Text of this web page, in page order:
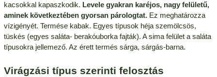
kacsokkal kapaszkodik. Levele gyakran karéjos, nagy felületű,
aminek következtében gyorsan párologtat.Ez meghatározza
vízigényét. Termése kabak. Egyes típusok héja szemölcsös,
tüskés (egyes saláta- berakóuborka fajták). A sima felület a saláta
típusokra jellemező. Az érett termés sárga, sárgás-barna.
Virágzási típus szerinti felosztás